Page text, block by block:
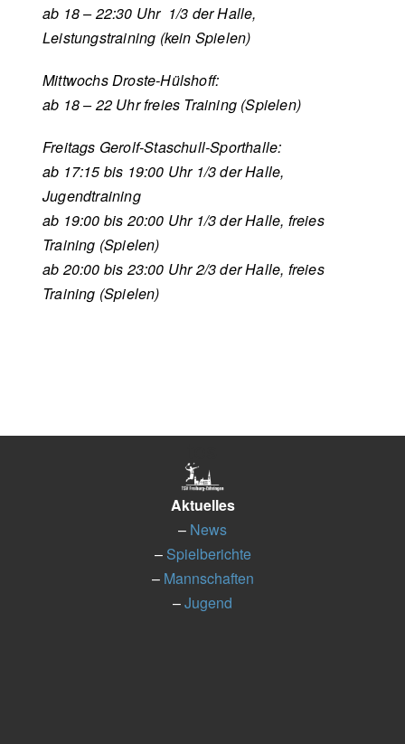
ab 18 – 22:30 Uhr 1/3 der Halle,
Leistungstraining (kein Spielen)
Mittwochs Droste-Hülshoff:
ab 18 – 22 Uhr freies Training (Spielen)
Freitags Gerolf-Staschull-Sporthalle:
ab 17:15 bis 19:00 Uhr 1/3 der Halle,
Jugendtraining
ab 19:00 bis 20:00 Uhr 1/3 der Halle, freies
Training (Spielen)
ab 20:00 bis 23:00 Uhr 2/3 der Halle, freies
Training (Spielen)
Aktuelles
– News
– Spielberichte
– Mannschaften
–Jugend